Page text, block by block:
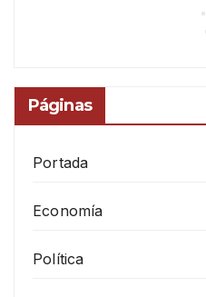
Páginas
Portada
Economía
Política